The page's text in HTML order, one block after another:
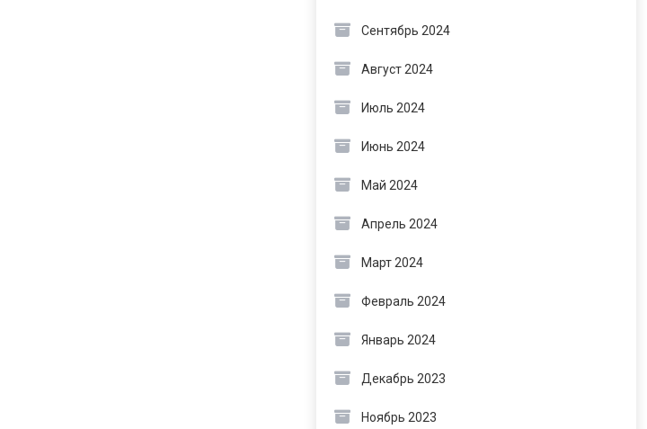
Сентябрь 2024
Август 2024
Июль 2024
Июнь 2024
Май 2024
Апрель 2024
Март 2024
Февраль 2024
Январь 2024
Декабрь 2023
Ноябрь 2023